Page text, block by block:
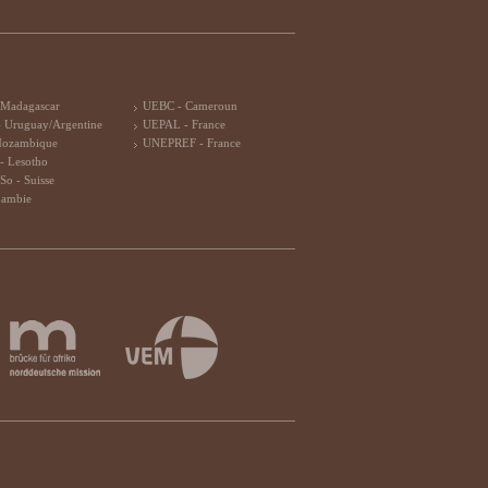
Uruguay/Argentine
Lesotho
- Suisse
UEBC - Cameroun
UEPAL - France
UNEPREF - France